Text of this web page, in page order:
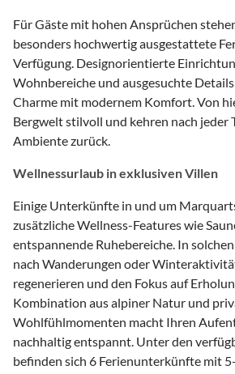
Für Gäste mit hohen Ansprüchen
besonders hochwertig ausgestattete
Verfügung. Designorientierte
Wohnbereiche und ausgesuchte
Charme mit modernem Komfort. Von
Bergwelt stilvoll und kehren nach jeder
Ambiente zurück.
Wellnessurlaub in exklusiven Villen
Einige Unterkünfte in und um
zusätzliche Wellness-Features wie
entspannende Ruhebereiche. In
nach Wanderungen oder
regenerieren und den Fokus auf
Kombination aus alpiner Natur und
Wohlfühlmomenten macht Ihren
nachhaltig entspannt. Unter den
befinden sich 6 Ferienunterkünfte mit